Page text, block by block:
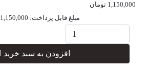
1,150,000 تومان
مبلغ قابل پرداخت: 1,150,000
افزودن به سبد خرید